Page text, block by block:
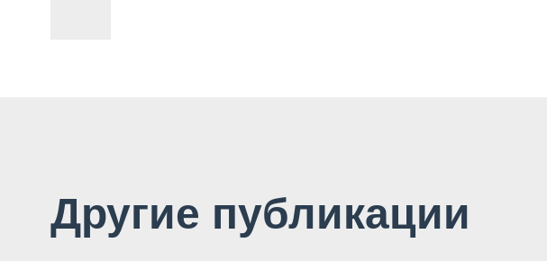
Другие публикации